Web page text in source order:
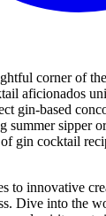
corner of
aficionados
gin-based
summer sipper
gin cocktail
to innovative
Dive into the